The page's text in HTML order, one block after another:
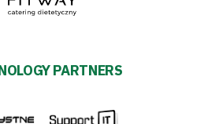
PARTNERS